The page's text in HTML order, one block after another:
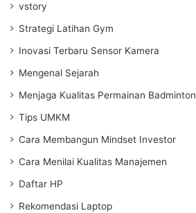
vstory
Strategi Latihan Gym
Inovasi Terbaru Sensor Kamera
Mengenal Sejarah
Menjaga Kualitas Permainan Badminton
Tips UMKM
Cara Membangun Mindset Investor
Cara Menilai Kualitas Manajemen
Daftar HP
Rekomendasi Laptop